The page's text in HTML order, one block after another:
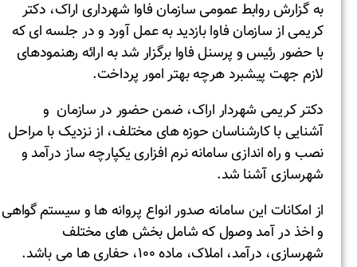
به گزارش روابط عمومی سازمان فاوا شهرداری اراک، دکتر
کریمی از سازمان فاوا بازدید به عمل آورد و در جلسه ای که
با حضور رئیس و پرسنل فاوا برگزار شد به ارائه رهنمودهای
لازم جهت پیشبرد هرچه بهتر امور پرداخت.
دکتر کریمی شهردار اراک، ضمن حضور در سازمان و
آشنایی با کارشناسان حوزه های مختلف، از نزدیک با مراحل
نصب و راه اندازی سامانه نرم افزاری یکپارچه ساز درآمد و
شهرسازی آشنا شد.
از امکانات این سامانه صدور انواع پروانه ها و سیستم گواهی
و اخذ در آمد وصول که شامل بخش های مختلف
شهرسازی، درآمد، املاک، ماده ۱۰۰، حفاری ها می باشد.